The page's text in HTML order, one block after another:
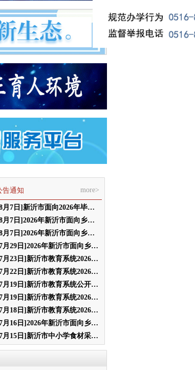
告通知 more>
[8月7日]新沂市面向2026年毕业生公开招聘教师体检通知
[8月7日]2026年新沂市面向乡村定向师范生 公开招聘教师体检通知
[8月7日]2026年新沂市面向乡村定向师范生公开招聘教师总成绩公布
[7月29日]2026年新沂市面向乡村定向师范生公开招聘教师笔试绩公示
[7月23日]新沂市教育系统2026年师资调配递补选岗人员名单公示及选岗通知
[7月22日]新沂市教育系统2026年师资调配选岗人员名单公示及选岗通知
[7月19日]新沂市教育系统公开选调工作人员面试成绩公示
[7月19日]新沂市教育系统2026年师资调配面试成绩公示
[7月18日]新沂市教育系统2026年师资调配面试工作通知
[7月16日]2026年新沂市面向乡村定向师范生公开招聘教师公告
[7月15日]新沂市中小学食材采购项目资格审查及采购项目招标公告